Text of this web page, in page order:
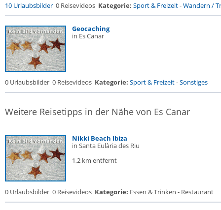
10 Urlaubsbilder 0 Reisevideos Kategorie: Sport & Freizeit-Wandern /
Geocaching
in Es Canar
0 Urlaubsbilder 0 Reisevideos Kategorie: Sport & Freizeit-Sonstiges
Weitere Reisetipps in der Nähe von Es Canar
Nikki Beach Ibiza
in Santa Eulària des Riu
1,2 km entfernt
0 Urlaubsbilder 0 Reisevideos Kategorie: Essen & Trinken - Restaurant